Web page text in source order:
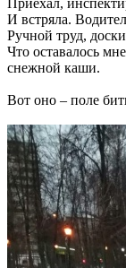
Приехал,
И встряла.
Ручной труд,
Что оставалось
снежной каши.
Вот оно – поле